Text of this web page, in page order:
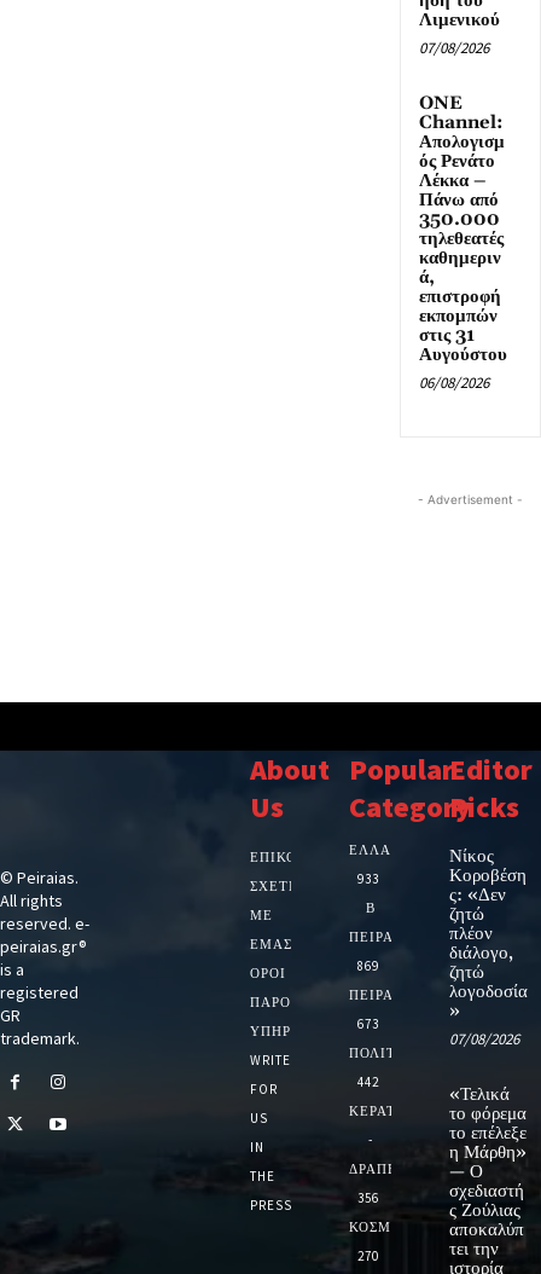
Λιμενικού
07/08/2026
ONE
Channel:
Απολογισμ
ός Ρενάτο
Λέκκα –
Πάνω από
350.000
τηλεθεατές
καθημεριν
ά,
επιστροφή
εκπομπών
στις 31
Αυγούστου
06/08/2026
- Advertisement -
© Peiraias.
All rights
reserved. e-
peiraias.gr®
is a
registered
GR
trademark.
About
Us
ΕΠΙΚΟΙΝΩΝΙΑ
ΣΧΕΤΙΚΆ
ΜΕ
ΕΜΆΣ
ΌΡΟΙ
ΠΑΡΟΧΉΣ
ΥΠΗΡΕΣΙΏΝ
WRITE
FOR
US
IN
THE
PRESS
Popular
Category
ΕΛΛΑΔΑ
933
Β
ΠΕΙΡΑΙΑ
869
ΠΕΙΡΑΙΑΣ
673
ΠΟΛΙΤΙΚΗ
442
ΚΕΡΑΤΣΙΝΙ
-
ΔΡΑΠΕΤΣΩΝΑ
356
ΚΟΣΜΟΣ
270
Editor
Picks
Νίκος
Κοροβέση
ς: «Δεν
ζητώ
πλέον
διάλογο,
ζητώ
λογοδοσία
»
07/08/2026
«Τελικά
το φόρεμα
το επέλεξε
η Μάρθη»
— Ο
σχεδιαστή
ς Ζούλιας
αποκαλύπ
τει την
ιστορία